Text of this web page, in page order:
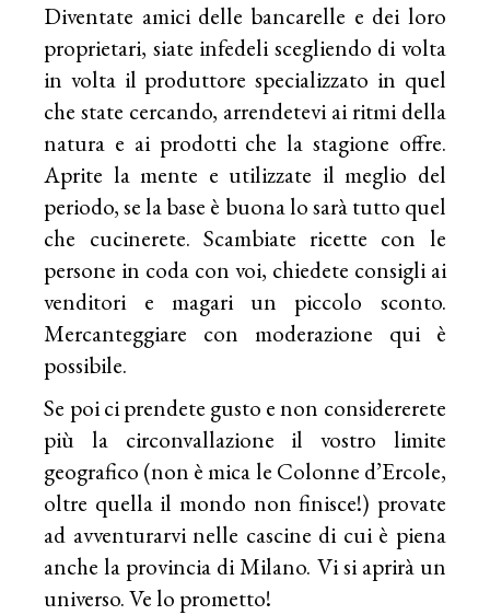
Diventate amici delle bancarelle e dei loro
proprietari, siate infedeli scegliendo di volta
in volta il produttore specializzato in quel
che state cercando, arrendetevi ai ritmi della
natura e ai prodotti che la stagione offre.
Aprite la mente e utilizzate il meglio del
periodo, se la base è buona lo sarà tutto quel
che cucinerete. Scambiate ricette con le
persone in coda con voi, chiedete consigli ai
venditori e magari un piccolo sconto.
Mercanteggiare con moderazione qui è
possibile.
Se poi ci prendete gusto e non considererete
più la circonvallazione il vostro limite
geografico (non è mica le Colonne d’Ercole,
oltre quella il mondo non finisce!) provate
ad avventurarvi nelle cascine di cui è piena
anche la provincia di Milano. Vi si aprirà un
universo. Ve lo prometto!